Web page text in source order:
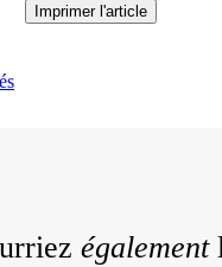
Imprimer l'article
également